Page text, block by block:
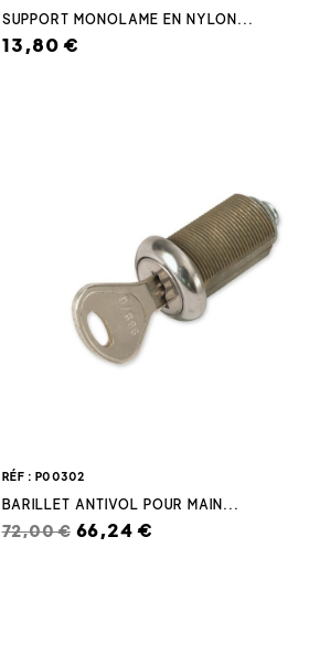
SUPPORT MONOLAME EN NYLON...
13,80 €
RÉF : P00302
BARILLET ANTIVOL POUR MAIN...
72,00 € 66,24 €